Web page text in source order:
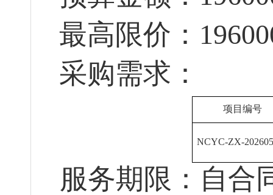
最高限价：
采购需求：
项目 编号
NCYC-ZX-
服务期限：自合